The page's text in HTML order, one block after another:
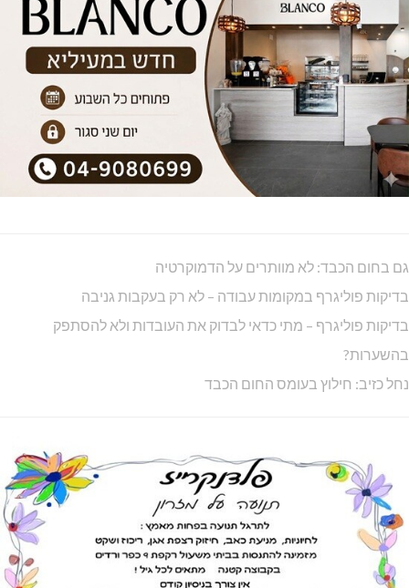
גם בחום הכבד: לא מוותרים על הדמוקרטיה
בדיקות פוליגרף במקומות עבודה – לא רק בעקבות גניבה
בדיקות פוליגרף – מתי כדאי לבדוק את העובדות ולא להסתפק
בהשערות?
נחל כזיב: חילוץ בעומס החום הכבד